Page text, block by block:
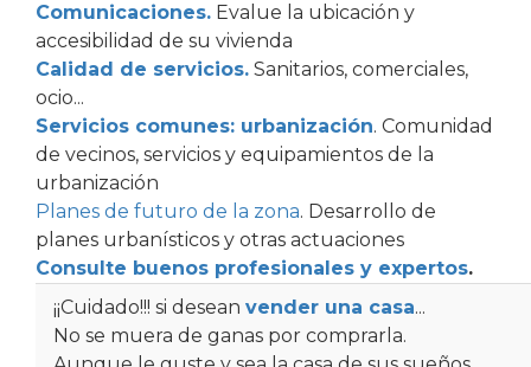
Comunicaciones. Evalue la ubicación y
accesibilidad de su vivienda
Calidad de servicios. Sanitarios, comerciales,
ocio...
Servicios comunes: urbanización. Comunidad
de vecinos, servicios y equipamientos de la
urbanización
Planes de futuro de la zona. Desarrollo de
planes urbanísticos y otras actuaciones
Consulte buenos profesionales y expertos.
¡¡Cuidado!!! si desean vender una casa...
No se muera de ganas por comprarla.